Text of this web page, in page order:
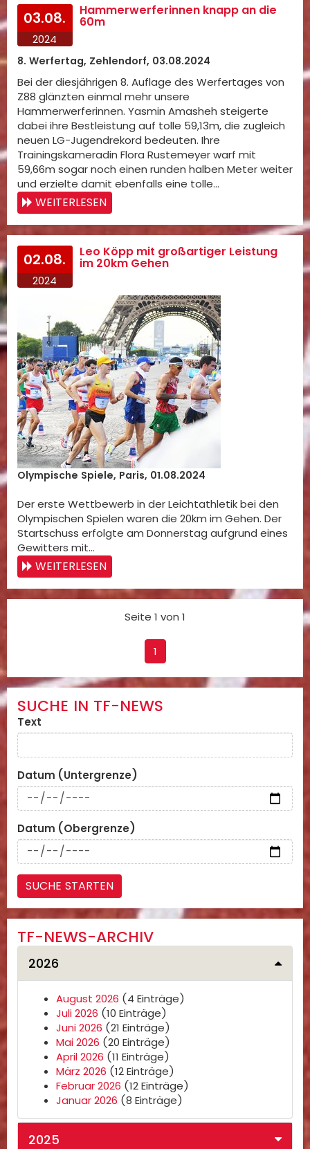
03.08.
2024
Hammerwerferinnen knapp an die
60m
8. Werfertag, Zehlendorf, 03.08.2024
Bei der diesjährigen 8. Auflage des Werfertages von
Z88 glänzten einmal mehr unsere
Hammerwerferinnen. Yasmin Amasheh steigerte
dabei ihre Bestleistung auf tolle 59,13m, die zugleich
neuen LG-Jugendrekord bedeuten. Ihre
Trainingskameradin Flora Rustemeyer warf mit
59,66m sogar noch einen runden halben Meter weiter
und erzielte damit ebenfalls eine tolle…
WEITERLESEN
02.08.
2024
Leo Köpp mit großartiger Leistung
im 20km Gehen
Olympische Spiele, Paris, 01.08.2024
Der erste Wettbewerb in der Leichtathletik bei den
Olympischen Spielen waren die 20km im Gehen. Der
Startschuss erfolgte am Donnerstag aufgrund eines
Gewitters mit…
WEITERLESEN
Seite 1 von 1
1
SUCHE IN TF-NEWS
Text
Datum (Untergrenze)
Datum (Obergrenze)
TF-NEWS-ARCHIV
2026
August 2026 (4 Einträge)
Juli 2026 (10 Einträge)
Juni 2026 (21 Einträge)
Mai 2026 (20 Einträge)
April 2026 (11 Einträge)
März 2026 (12 Einträge)
Februar 2026 (12 Einträge)
Januar 2026 (8 Einträge)
2025